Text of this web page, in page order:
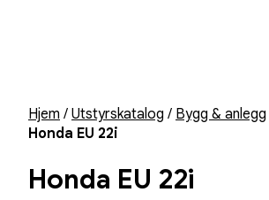
Hjem / Utstyrskatalog / Bygg & anlegg
Honda EU 22i
Honda EU 22i